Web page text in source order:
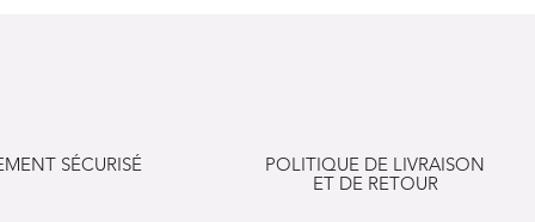
SÉCURISÉ
POLITIQUE DE LIVRAISON
ET DE RETOUR